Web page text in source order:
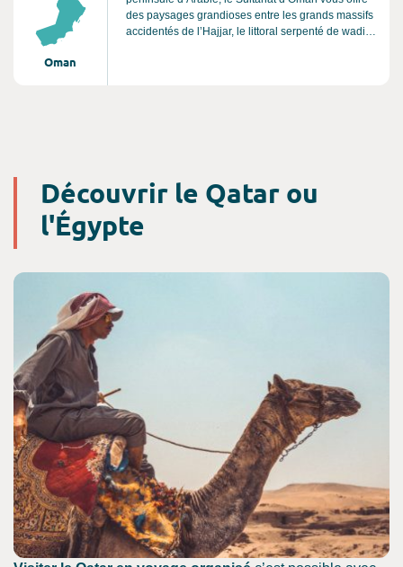
Oman
des paysages grandioses entre les grands massifs
accidentés de l’Hajjar, le littoral serpenté de wadis,
Découvrir le Qatar ou
l'Égypte